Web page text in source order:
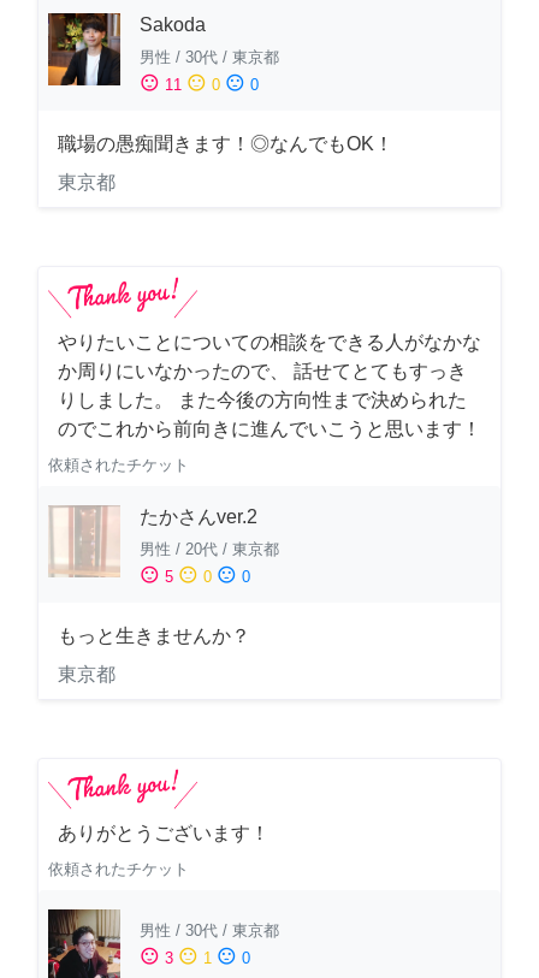
Sakoda
男性 / 30代 / 東京都
sentiment_satisfied 11 sentiment_neutral 0 sentiment_dissatisfied 0
職場の愚痴聞きます！◎なんでもOK！
東京都
やりたいことについての相談をできる人がなかな
か周りにいなかったので、 話せてとてもすっき
りしました。 また今後の方向性まで決められた
のでこれから前向きに進んでいこうと思います！
依頼されたチケット
たかさんver.2
男性 / 20代 / 東京都
sentiment_satisfied 5 sentiment_neutral 0 sentiment_dissatisfied 0
もっと生きませんか？
東京都
ありがとうございます！
依頼されたチケット
男性 / 30代 / 東京都
sentiment_satisfied 3 sentiment_neutral 1 sentiment_dissatisfied 0